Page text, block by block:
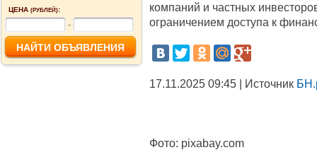
ЦЕНА (РУБЛЕЙ):
-
компаний и частных
ограничением доступа к
17.11.2025 09:45 | Источник
Фото: pixabay.com